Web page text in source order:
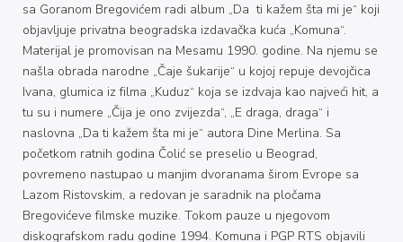
sa Goranom Bregovićem radi album „Da ti kažem šta mi je“ koji
objavljuje privatna beogradska izdavačka kuća „Komuna“.
Materijal je promovisan na Mesamu 1990. godine. Na njemu se
našla obrada narodne „Čaje šukarije“ u kojoj repuje devojčica
Ivana, glumica iz filma „Kuduz“ koja se izdvaja kao najveći hit, a
tu su i numere „Čija je ono zvijezda“, „E draga, draga“ i
naslovna „Da ti kažem šta mi je“ autora Dine Merlina. Sa
početkom ratnih godina Čolić se preselio u Beograd,
povremeno nastupao u manjim dvoranama širom Evrope sa
Lazom Ristovskim, a redovan je saradnik na pločama
Bregovićeve filmske muzike. Tokom pauze u njegovom
diskografskom radu godine 1994. Komuna i PGP RTS objavili